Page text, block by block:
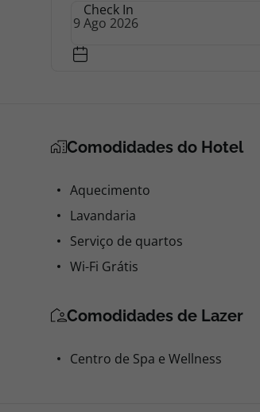
Check In
Comodidades do Hotel
Aquecimento
Lavandaria
Serviço de quartos
Wi-Fi Grátis
Comodidades de Lazer
Centro de Spa e Wellness